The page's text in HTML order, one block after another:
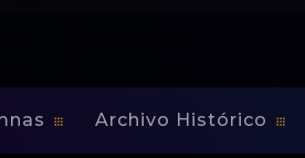
Archivo Histórico
de